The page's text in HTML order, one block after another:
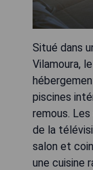
Situé dans
Vilamoura,
piscines
remous.
de la
salon et
une cuisine